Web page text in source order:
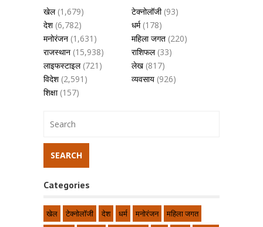
खेल(1,679) टेक्नोलॉजी(93)
देश(6,782) धर्म(178)
मनोरंजन (1,631) महिला जगत (220)
राजस्थान (15,938) राशिफल(33)
लाइफस्टाइल(721) लेख (817)
विदेश(2,591) व्यवसाय (926)
शिक्षा(157)
Categories
खेल टेक्नोलॉजी देश धर्म मनोरंजन
महिला जगत